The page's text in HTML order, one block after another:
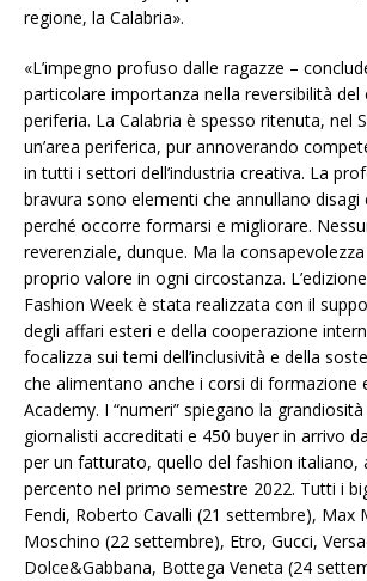
regione, la Calabria».
«L’impegno profuso dalle ragazze –
particolare importanza nella reversibilità
periferia. La Calabria è spesso ritenuta, nel
un’area periferica, pur annoverando
in tutti i settori dell’industria creativa. La
bravura sono elementi che annullano disagi
perché occorre formarsi e migliorare.
reverenziale, dunque. Ma la
proprio valore in ogni circostanza.
Fashion Week è stata realizzata con il
degli affari esteri e della cooperazione
focalizza sui temi dell’inclusività e della
che alimentano anche i corsi di formazione
Academy. I “numeri” spiegano la grandiosità
giornalisti accreditati e 450 buyer in arrivo
per un fatturato, quello del fashion italiano,
percento nel primo semestre 2022. Tutti i
Fendi, Roberto Cavalli (21 settembre), Max
Moschino (22 settembre), Etro, Gucci,
Dolce&Gabbana, Bottega Veneta (24